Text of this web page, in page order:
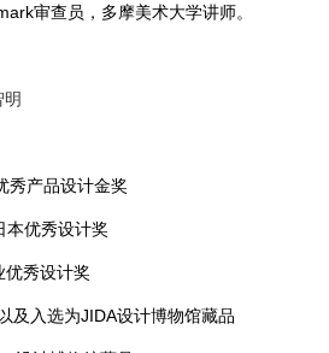
审查员，多摩美术大学讲师。
秀产品设计金奖
本优秀设计奖
优秀设计奖
及入选为JIDA设计博物馆藏品